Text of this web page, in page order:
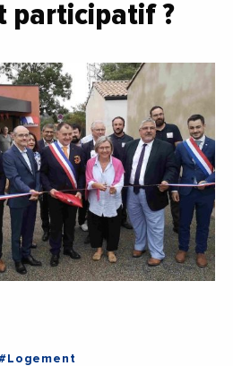
participatif ?